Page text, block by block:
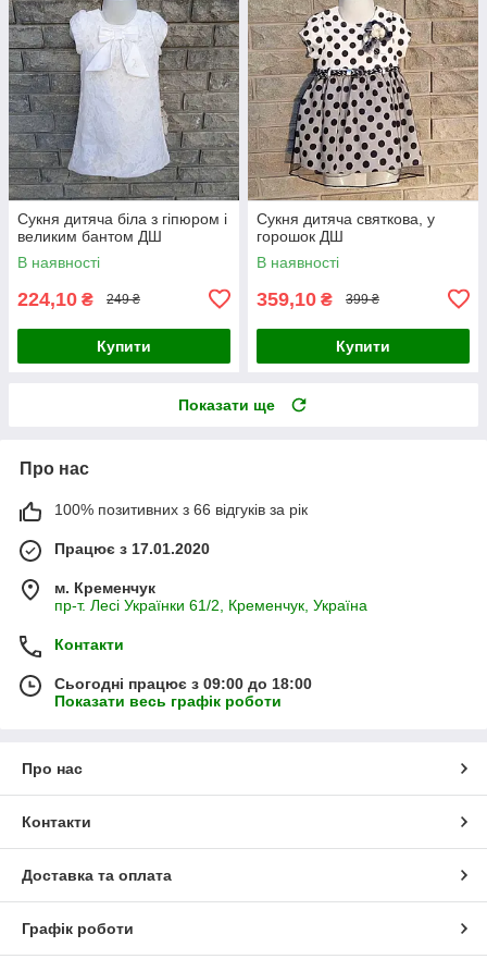
Сукня дитяча біла з гіпюром і
великим бантом ДШ
В наявності
224,10 ₴ 249 ₴
Купити
Сукня дитяча святкова, у
горошок ДШ
В наявності
359,10 ₴ 399 ₴
Купити
Показати ще
Про нас
100% позитивних з 66 відгуків за рік
Працює з 17.01.2020
м. Кременчук
пр-т. Лесі Українки 61/2, Кременчук, Україна
Контакти
Сьогодні працює з 09:00 до 18:00
Показати весь графік роботи
Про нас
Контакти
Доставка та оплата
Графік роботи